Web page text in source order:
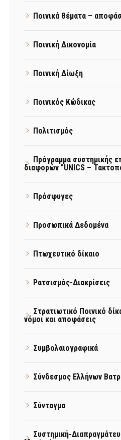
Ποινικά θέματα –
Ποινική Δικονομία
Ποινική Δίωξη
Ποινικός Κώδικας
Πολιτισμός
Πρόγραμμα συστημικής
διαφορών "UNICS –
Πρόσφυγες
Προσωπικά Δεδομένα
Πτωχευτικό δίκαιο
Ρατσισμός-Διακρίσεις
Στρατιωτικό Ποινικό
νόμοι και αποφάσεις
Συμβολαιογραφικά
Σύνδεσμος Ελλήνων
Σύνταγμα
Συστημική-